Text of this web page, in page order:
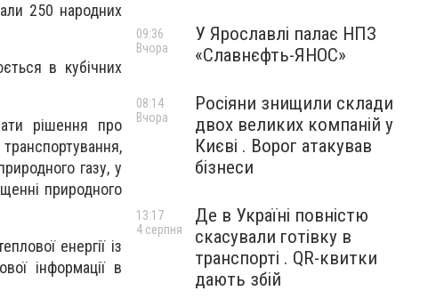
250 народних
в кубічних
рішення про
газу, у
природного
енергії із
інформації в
У Ярославлі палає НПЗ
«Славнєфть-ЯНОС»
09:36
Вчора
Росіяни знищили склади
двох великих компаній у
Києві . Ворог атакував
бізнеси
08:14
Вчора
Де в Україні повністю
скасували готівку в
транспорті . QR-квитки
дають збій
13:17
4 серпня